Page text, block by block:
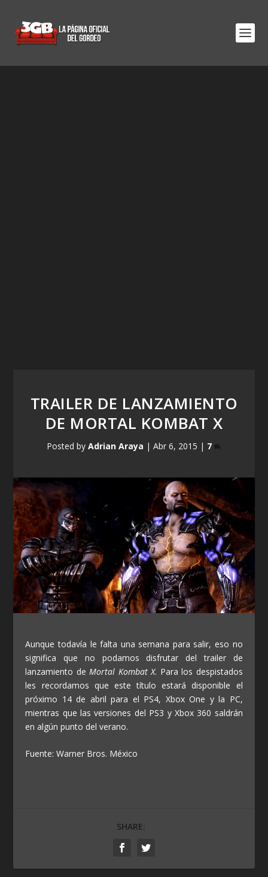
TRAILER DE LANZAMIENTO
DE MORTAL KOMBAT X
Posted by Adrian Araya | Abr 6, 2015 | 7
Aunque todavía le falta una semana para salir, eso no
significa que no podamos disfrutar del trailer de
lanzamiento deMortal Kombat X. Para los despistados
les recordamos que este título estará disponible el
próximo 14 de abril para el PS4, Xbox One y la PC,
mientras que las versiones del PS3 y Xbox 360 saldrán
en algún punto del verano.
Fuente: Warner Bros. México
SHARE: